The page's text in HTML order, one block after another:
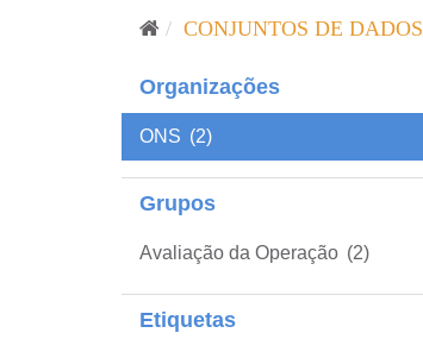
CONJUNTOS DE DADOS
Organizações
ONS (2)
Grupos
Avaliação da Operação (2)
Etiquetas